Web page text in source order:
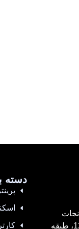
اللهی و خ میرزای شیرازی ،شماره 127، طبقه
دسته
پرینتر